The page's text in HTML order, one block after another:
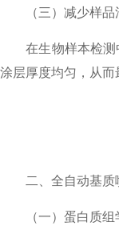
（三）减少样品
在生物样本检测中
涂层厚度均匀，从
二、全自动基质
（一）蛋白质组